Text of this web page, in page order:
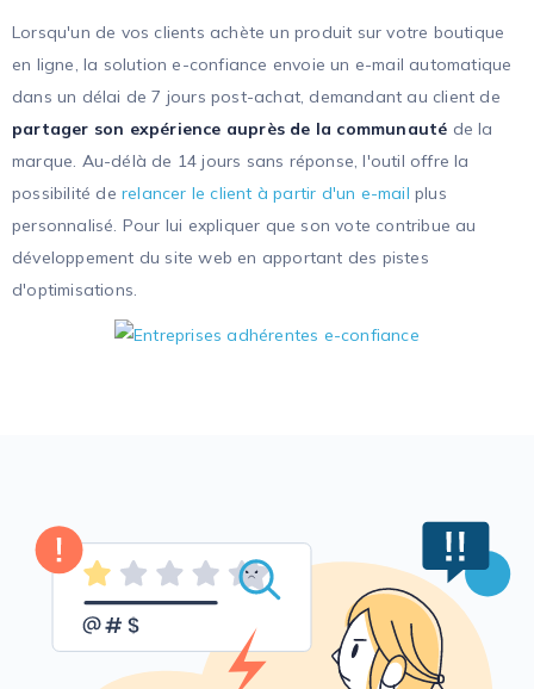
Lorsqu'un de vos clients achète un produit sur votre boutique
en ligne, la solution e-confiance envoie un e-mail automatique
dans un délai de 7 jours post-achat, demandant au client de
partager son expérience auprès de la communauté de la
marque. Au-délà de 14 jours sans réponse, l'outil offre la
possibilité de relancer le client à partir d'un e-mail plus
personnalisé. Pour lui expliquer que son vote contribue au
développement du site web en apportant des pistes
d'optimisations.